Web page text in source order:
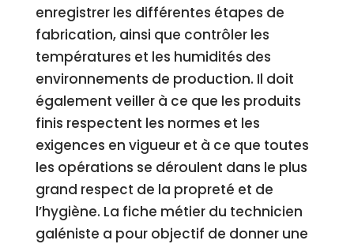
enregistrer les différentes étapes de
fabrication, ainsi que contrôler les
températures et les humidités des
environnements de production. Il doit
également veiller à ce que les produits
finis respectent les normes et les
exigences en vigueur et à ce que toutes
les opérations se déroulent dans le plus
grand respect de la propreté et de
l’hygiène. La fiche métier du technicien
galéniste a pour objectif de donner une